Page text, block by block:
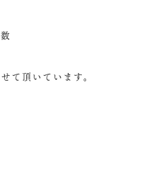
て頂いています。